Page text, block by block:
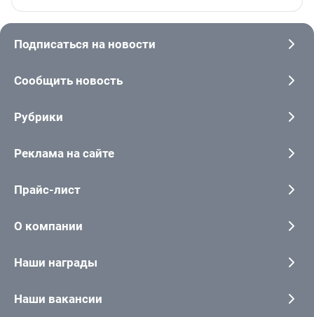
Подписаться на новости
Сообщить новость
Рубрики
Реклама на сайте
Прайс-лист
О компании
Наши награды
Наши вакансии